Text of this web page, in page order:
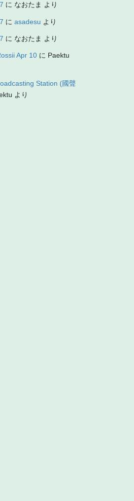
に なおたま より
にasadesu より
に なおたま より
Apr 10 に Paektu
Station (國聲
より